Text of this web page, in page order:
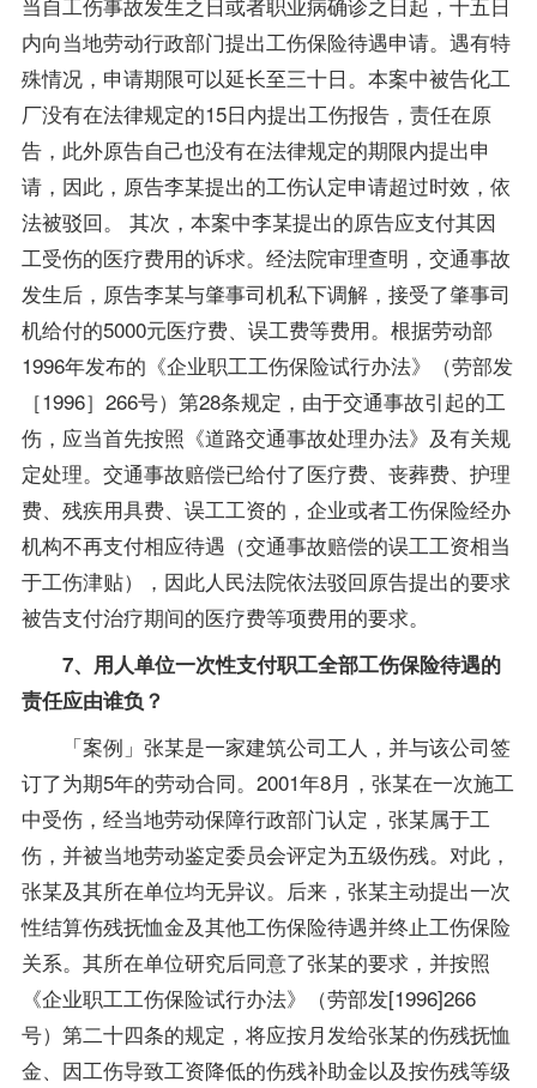
内向当地劳动行政部门提出工伤保险待遇申请。遇有特
殊情况，申请期限可以延长至三十日。本案中被告化工
厂没有在法律规定的15日内提出工伤报告，责任在原
告，此外原告自己也没有在法律规定的期限内提出申
请，因此，原告李某提出的工伤认定申请超过时效，依
法被驳回。 其次，本案中李某提出的原告应支付其因
工受伤的医疗费用的诉求。经法院审理查明，交通事故
发生后，原告李某与肇事司机私下调解，接受了肇事司
机给付的5000元医疗费、误工费等费用。根据劳动部
1996年发布的《企业职工工伤保险试行办法》（劳部发
［1996］266号）第28条规定，由于交通事故引起的工
伤，应当首先按照《道路交通事故处理办法》及有关规
定处理。交通事故赔偿已给付了医疗费、丧葬费、护理
费、残疾用具费、误工工资的，企业或者工伤保险经办
机构不再支付相应待遇（交通事故赔偿的误工工资相当
于工伤津贴），因此人民法院依法驳回原告提出的要求
被告支付治疗期间的医疗费等项费用的要求。
7、用人单位一次性支付职工全部工伤保险待遇的
责任应由谁负？
「案例」张某是一家建筑公司工人，并与该公司签
订了为期5年的劳动合同。2001年8月，张某在一次施工
中受伤，经当地劳动保障行政部门认定，张某属于工
伤，并被当地劳动鉴定委员会评定为五级伤残。对此，
张某及其所在单位均无异议。后来，张某主动提出一次
性结算伤残抚恤金及其他工伤保险待遇并终止工伤保险
关系。其所在单位研究后同意了张某的要求，并按照
《企业职工工伤保险试行办法》（劳部发[1996]266
号）第二十四条的规定，将应按月发给张某的伤残抚恤
金、因工伤导致工资降低的伤残补助金以及按伤残等级